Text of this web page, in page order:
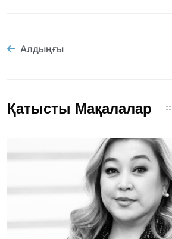
Алдыңғы
Қатысты Мақалалар